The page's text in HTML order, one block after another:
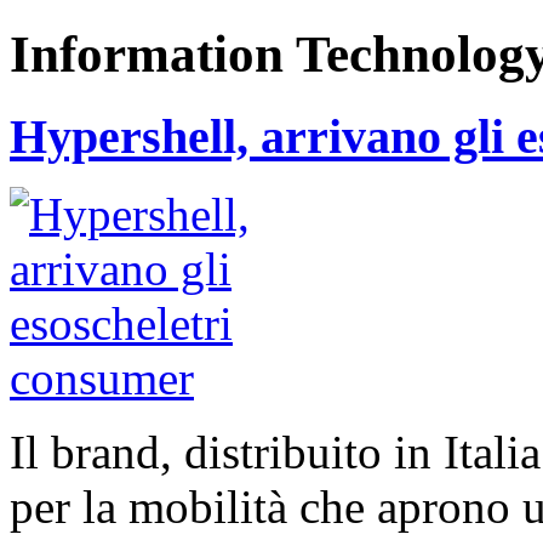
Information
Hypershell, arrivano gli
Il brand, distribuito in
per la mobilità che aprono